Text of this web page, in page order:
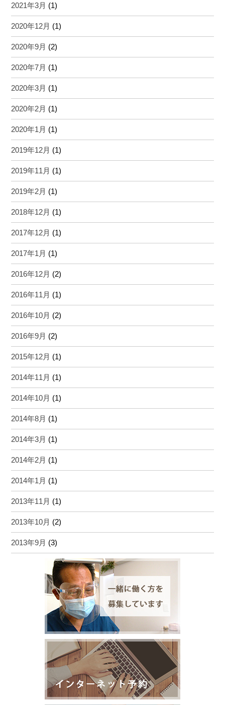
2021年3月 (1)
2020年12月 (1)
2020年9月 (2)
2020年7月 (1)
2020年3月 (1)
2020年2月 (1)
2020年1月 (1)
2019年12月 (1)
2019年11月 (1)
2019年2月 (1)
2018年12月 (1)
2017年12月 (1)
2017年1月 (1)
2016年12月 (2)
2016年11月 (1)
2016年10月 (2)
2016年9月 (2)
2015年12月 (1)
2014年11月 (1)
2014年10月 (1)
2014年8月 (1)
2014年3月 (1)
2014年2月 (1)
2014年1月 (1)
2013年11月 (1)
2013年10月 (2)
2013年9月 (3)